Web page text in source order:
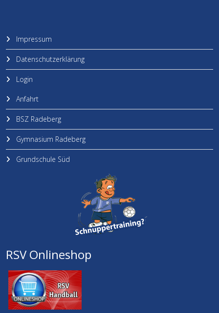
Impressum
Datenschutzerklärung
Login
Anfahrt
BSZ Radeberg
Gymnasium Radeberg
Grundschule Süd
RSV Onlineshop